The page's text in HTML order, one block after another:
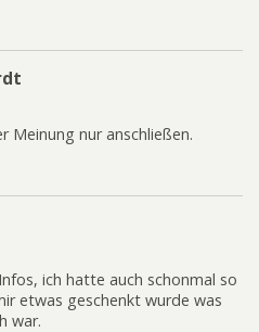
Meinung nur anschließen.
ich hatte auch schonmal so
etwas geschenkt wurde was
war.